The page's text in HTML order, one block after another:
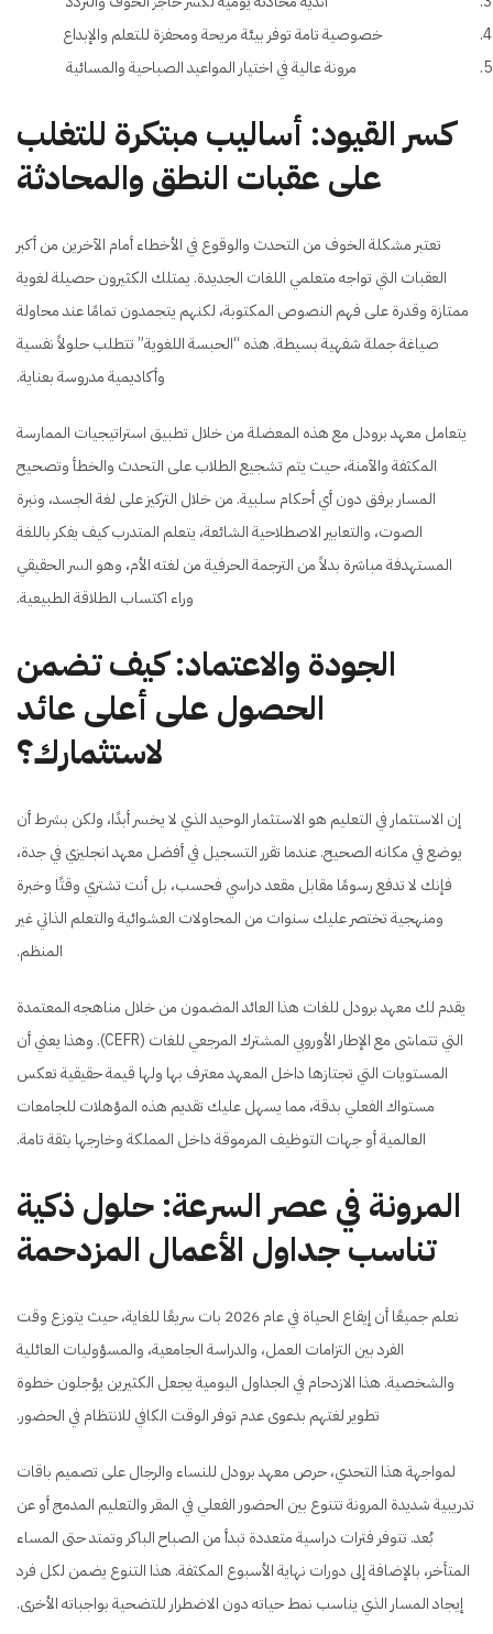
خصوصية تامة توفر بيئة مريحة ومحفزة للتعلم والإبداع
مرونة عالية في اختيار المواعيد الصباحية والمسائية
كسر القيود: أساليب مبتكرة للتغلب
على عقبات النطق والمحادثة
تعتبر مشكلة الخوف من التحدث والوقوع في الأخطاء أمام الآخرين من أكبر
العقبات التي تواجه متعلمي اللغات الجديدة. يمتلك الكثيرون حصيلة لغوية
ممتازة وقدرة على فهم النصوص المكتوبة، لكنهم يتجمدون تمامًا عند محاولة
صياغة جملة شفهية بسيطة. هذه “الحبسة اللغوية” تتطلب حلولاً نفسية
وأكاديمية مدروسة بعناية.
يتعامل معهد برودل مع هذه المعضلة من خلال تطبيق استراتيجيات الممارسة
المكثفة والآمنة، حيث يتم تشجيع الطلاب على التحدث والخطأ وتصحيح
المسار برفق دون أي أحكام سلبية. من خلال التركيز على لغة الجسد، ونبرة
الصوت، والتعابير الاصطلاحية الشائعة، يتعلم المتدرب كيف يفكر باللغة
المستهدفة مباشرة بدلاً من الترجمة الحرفية من لغته الأم، وهو السر الحقيقي
وراء اكتساب الطلاقة الطبيعية.
الجودة والاعتماد: كيف تضمن
الحصول على أعلى عائد
لاستثمارك؟
إن الاستثمار في التعليم هو الاستثمار الوحيد الذي لا يخسر أبدًا، ولكن بشرط أن
يوضع في مكانه الصحيح. عندما تقرر التسجيل في أفضل معهد انجليزي في جدة،
فإنك لا تدفع رسومًا مقابل مقعد دراسي فحسب، بل أنت تشتري وقتًا وخبرة
ومنهجية تختصر عليك سنوات من المحاولات العشوائية والتعلم الذاتي غير
المنظم.
يقدم لك معهد برودل للغات هذا العائد المضمون من خلال مناهجه المعتمدة
التي تتماشى مع الإطار الأوروبي المشترك المرجعي للغات (CEFR). وهذا يعني أن
المستويات التي تجتازها داخل المعهد معترف بها ولها قيمة حقيقية تعكس
مستواك الفعلي بدقة، مما يسهل عليك تقديم هذه المؤهلات للجامعات
العالمية أو جهات التوظيف المرموقة داخل المملكة وخارجها بثقة تامة.
المرونة في عصر السرعة: حلول ذكية
تناسب جداول الأعمال المزدحمة
نعلم جميعًا أن إيقاع الحياة في عام 2026 بات سريعًا للغاية، حيث يتوزع وقت
الفرد بين التزامات العمل، والدراسة الجامعية، والمسؤوليات العائلية
والشخصية. هذا الازدحام في الجداول اليومية يجعل الكثيرين يؤجلون خطوة
تطوير لغتهم بدعوى عدم توفر الوقت الكافي للانتظام في الحضور.
لمواجهة هذا التحدي، حرص معهد برودل للنساء والرجال على تصميم باقات
تدريبية شديدة المرونة تتنوع بين الحضور الفعلي في المقر والتعليم المدمج أو عن
بُعد. تتوفر فترات دراسية متعددة تبدأ من الصباح الباكر وتمتد حتى المساء
المتأخر، بالإضافة إلى دورات نهاية الأسبوع المكثفة. هذا التنوع يضمن لكل فرد
إيجاد المسار الذي يناسب نمط حياته دون الاضطرار للتضحية بواجباته الأخرى.